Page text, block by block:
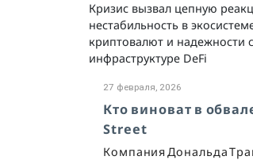
Кризис вызвал цепную
нестабильность в
криптовалют и надежности
инфраструктуре DeFi
27 февраля, 2026
Кто виноват в
Street
Компания Дональда